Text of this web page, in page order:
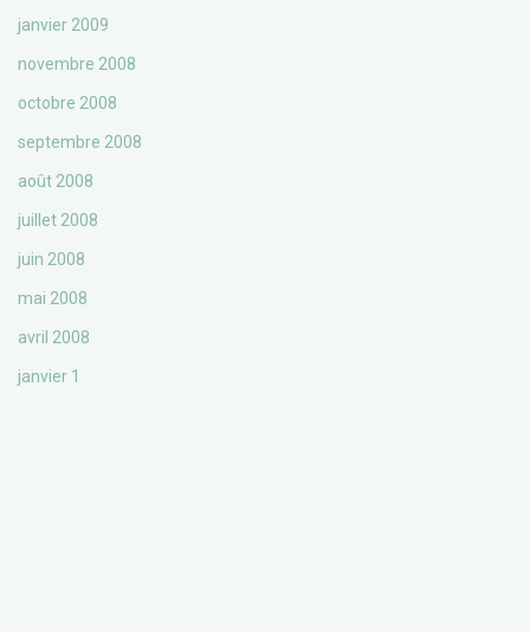
janvier 2009
novembre 2008
octobre 2008
septembre 2008
août 2008
juillet 2008
juin 2008
mai 2008
avril 2008
janvier 1